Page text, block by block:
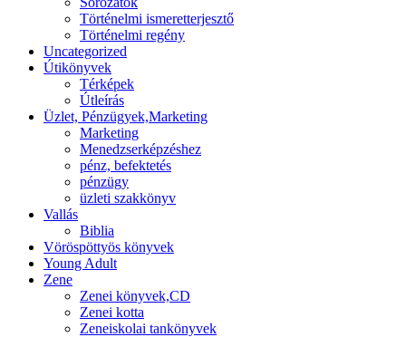
Történelmi ismeretterjesztő
Történelmi regény
Uncategorized
Útikönyvek
Térképek
Útleírás
Üzlet, Pénzügyek,Marketing
Marketing
Menedzserképzéshez
pénz, befektetés
pénzügy
üzleti szakkönyv
Vallás
Biblia
Vöröspöttyös könyvek
Young Adult
Zene
Zenei könyvek,CD
Zenei kotta
Zeneiskolai tankönyvek